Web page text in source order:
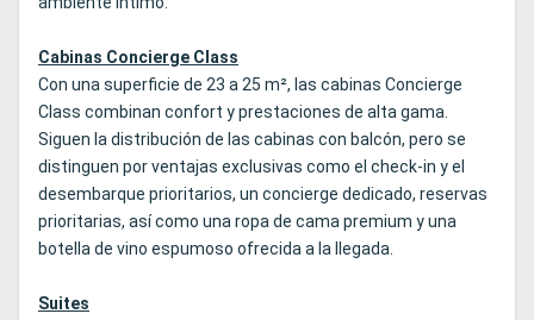
Cabinas Concierge Class
Con una superficie de 23 a 25 m², las cabinas Concierge
Class combinan confort y prestaciones de alta gama.
Siguen la distribución de las cabinas con balcón, pero se
distinguen por ventajas exclusivas como el check-in y el
desembarque prioritarios, un concierge dedicado, reservas
prioritarias, así como una ropa de cama premium y una
botella de vino espumoso ofrecida a la llegada.
Suites